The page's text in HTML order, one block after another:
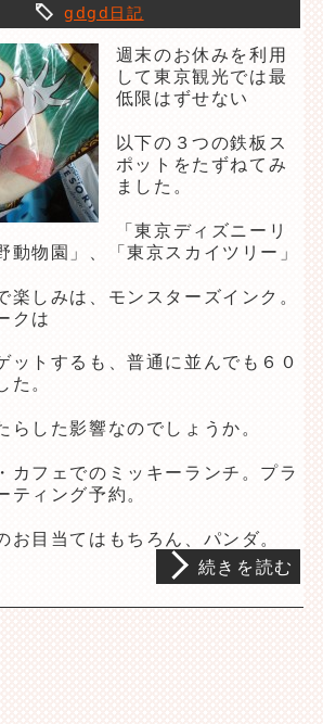
gdgd日記
週末のお休みを利用
して東京観光では最
低限はずせない
以下の３つの鉄板ス
ポットをたずねてみ
ました。
「東京ディズニーリ
動物園」、「東京スカイツリー」
楽しみは、モンスターズインク。
クは
ットするも、普通に並んでも６０
。
らした影響なのでしょうか。
カフェでのミッキーランチ。プラ
ィング予約。
お目当てはもちろん、パンダ。
続きを読む